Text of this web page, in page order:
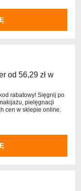
od 56,29 zł w
rabatowy! Sięgnij po
pielęgnacji
cen w sklepie online.